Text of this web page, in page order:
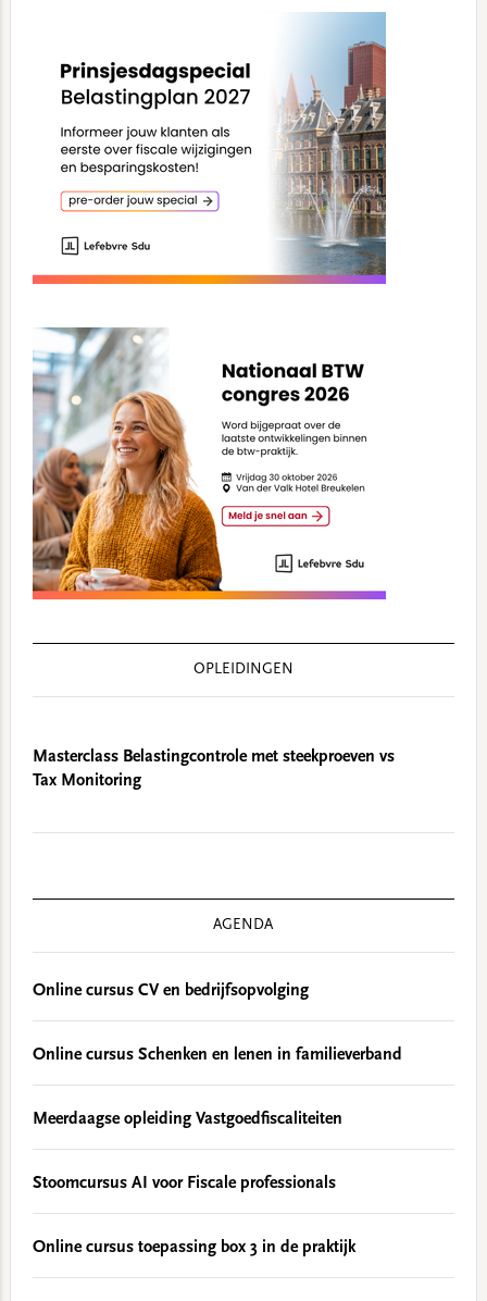
OPLEIDINGEN
Masterclass Belastingcontrole met steekproeven vs
Tax Monitoring
AGENDA
Online cursus CV en bedrijfsopvolging
Online cursus Schenken en lenen in familieverband
Meerdaagse opleiding Vastgoedfiscaliteiten
Stoomcursus AI voor Fiscale professionals
Online cursus toepassing box 3 in de praktijk